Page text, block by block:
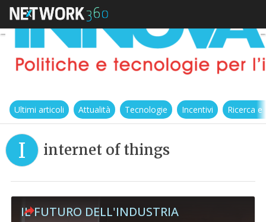
Ultimi articoli Attualità Tecnologie Incentivi Ricerca
I internet of things
IL FUTURO DELL'INDUSTRIA